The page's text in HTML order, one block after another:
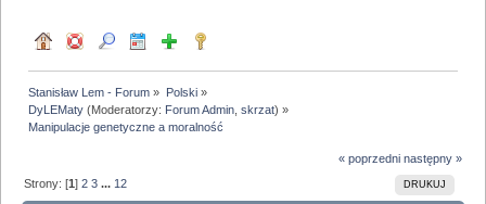
Stanisław Lem - Forum » Polski»
DyLEMaty (Moderatorzy: Forum Admin ,skrzat) »
Manipulacje genetyczne a moralność
« poprzedni następny »
DRUKUJ
Strony: [1]2 3 ... 12